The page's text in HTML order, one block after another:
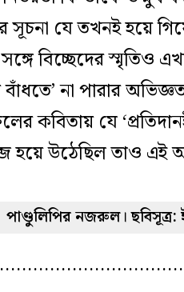
সূচনা যে তখনই হয়ে
বিচ্ছেদের স্মৃতিও
না পারার
কবিতায় যে
হয়ে উঠেছিল তাও এই
পাণ্ডুলিপির নজরুল। ছবিসূত্র: